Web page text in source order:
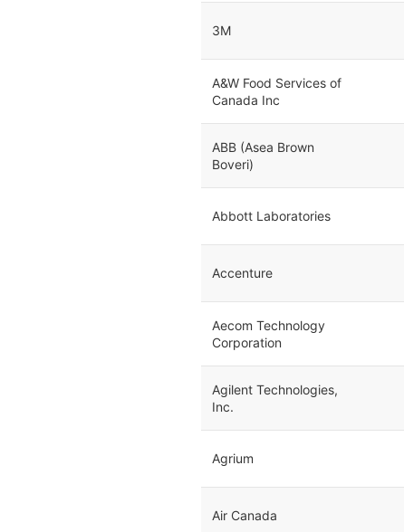
3M
A&W Food Services of
Canada Inc
ABB (Asea Brown
Boveri)
Abbott Laboratories
Accenture
Aecom Technology
Corporation
Agilent Technologies,
Inc.
Agrium
Air Canada